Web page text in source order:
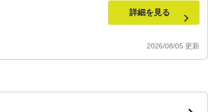
2026/08/05 更新
詳細を見る